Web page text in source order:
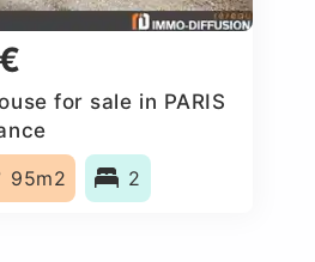
for sale in PARIS
95m2 2